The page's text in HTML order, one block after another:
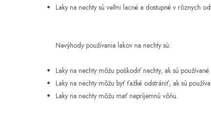
Laky na nechty sú veľmi lacné a dostupné v rôznych
Nevýhody používania lakov na nechty sú:
Laky na nechty môžu poškodiť nechty, ak sú používané
Laky na nechty môžu byť ťažké odstrániť, ak sú
Laky na nechty môžu mať nepríjemnú vôňu.